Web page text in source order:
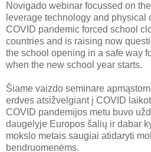
Novigado webinar focussed on
leverage technology and physical
COVID pandemic forced school
countries and is raising now
the school opening in a safe way
when the new school year starts.
Šiame vaizdo seminare
erdves atsižvelgiant į COVID
COVID pandemijos metu buvo
daugelyje Europos šalių ir dabar
mokslo metais saugiai atidaryti
bendruomenėms.